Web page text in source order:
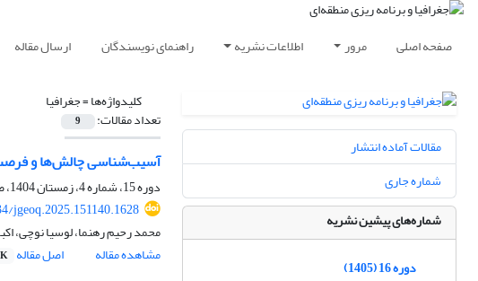
صفحه اصلی مرور اطلاعات نشریه راهنمای نویسندگان ارسال مقاله
کلیدواژه‌ها =جغرافیا
تعداد مقالات: 9
آسیب‌شناسی چالش‌ها و
دوره 15، شماره 4، زمستان 1404، صفحه
jgeoq.2025.151140.1628
محمد رحیم رهنما، لوسیا نوچی،
مشاهده مقاله
اصل مقاله
مقالات آماده انتشار
شماره جاری
شماره‌های پیشین نشریه
دوره 16 (1405)